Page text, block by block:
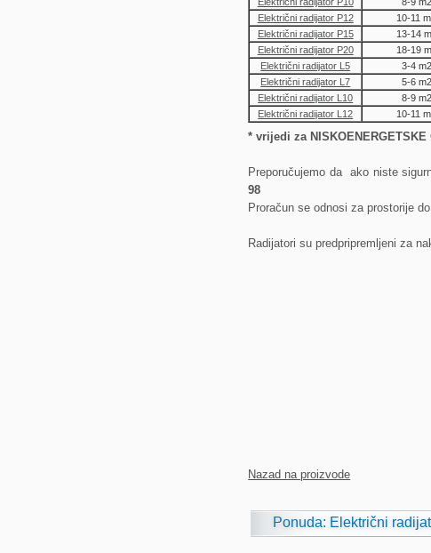
Električni radijator P12
10-11
Električni radijator P15
13-14
Električni radijator P20
18-19
Električni radijator L5
3-4 m2
Električni radijator L7
5-6 m2
Električni radijator L10
8-9 m2
Električni radijator L12
10-11
* vrijedi za NISKOENERGETSKE
Preporučujemo da ako niste
98
Proračun se odnosi za prostorije
Radijatori su predpripremljeni za
Nazad na proizvode
Ponuda: Električni